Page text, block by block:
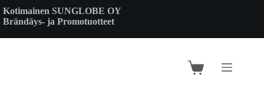
to
content
Kotimainen SUNGLOBE OY
Brändäys- ja Promotuotteet
Shopping